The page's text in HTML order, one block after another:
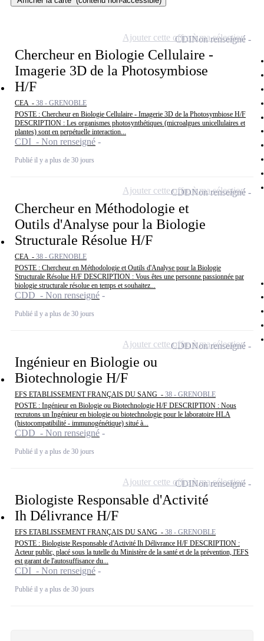
Chercheur en Biologie Cellulaire -
Imagerie 3D de la Photosymbiose
H/F
CEA - 38 - GRENOBLE
POSTE : Chercheur en Biologie Cellulaire - Imagerie 3D de la Photosymbiose H/F
DESCRIPTION : Les organismes photosynthétiques (microalgues unicellulaires et
plantes) sont en perpétuelle interaction...
CDI - Non renseigné
Publié il y a plus de 30 jours
CDINon renseigné
Ajouter cette offre à ma sélection
Chercheur en Méthodologie et
Outils d'Analyse pour la Biologie
Structurale Résolue H/F
CEA - 38 - GRENOBLE
POSTE : Chercheur en Méthodologie et Outils d'Analyse pour la Biologie
Structurale Résolue H/F DESCRIPTION : Vous êtes une personne passionnée par
biologie structurale résolue en temps et souhaitez...
CDD - Non renseigné
Publié il y a plus de 30 jours
CDDNon renseigné
Ajouter cette offre à ma sélection
Ingénieur en Biologie ou
Biotechnologie H/F
EFS ETABLISSEMENT FRANÇAIS DU SANG - 38 - GRENOBLE
POSTE : Ingénieur en Biologie ou Biotechnologie H/F DESCRIPTION : Nous
recrutons un Ingénieur en biologie ou biotechnologie pour le laboratoire HLA
(histocompatibilité - immunogénétique) situé à...
CDD - Non renseigné
Publié il y a plus de 30 jours
CDDNon renseigné
Ajouter cette offre à ma sélection
Biologiste Responsable d'Activité
Ih Délivrance H/F
EFS ETABLISSEMENT FRANÇAIS DU SANG - 38 - GRENOBLE
POSTE : Biologiste Responsable d'Activité Ih Délivrance H/F DESCRIPTION :
Acteur public, placé sous la tutelle du Ministère de la santé et de la prévention, l'EFS
est garant de l'autosuffisance du...
CDI - Non renseigné
Publié il y a plus de 30 jours
CDINon renseigné
Ajouter cette offre à ma sélection